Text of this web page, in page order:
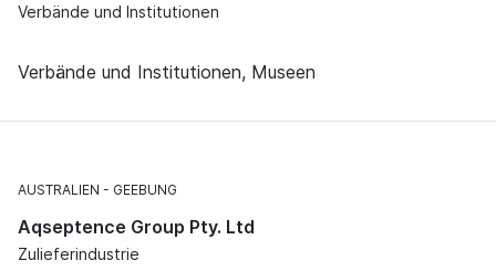
Verbände und Institutionen
Verbände und Institutionen, Museen
AUSTRALIEN GEEBUNG
Aqseptence Group Pty. Ltd
Zulieferindustrie